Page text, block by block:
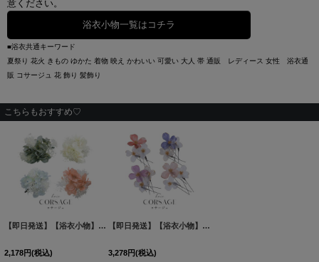
意ください。
浴衣小物一覧はコチラ
■浴衣共通キーワード
夏祭り 花火 きもの ゆかた 着物 映え かわいい 可愛い 大人 帯 通販 レディース 女性 浴衣通
販 コサージュ 花 飾り 髪飾り
こちらもおすすめ♡
【即日発送】【浴衣小物】ドライフラワーと小花のコサージュ【4カラー】[OF04]
2,178円(税込)
【即日発送】【浴衣小物】クリアフラワーコサージュ【4カラー】[YMT]
3,278円(税込)